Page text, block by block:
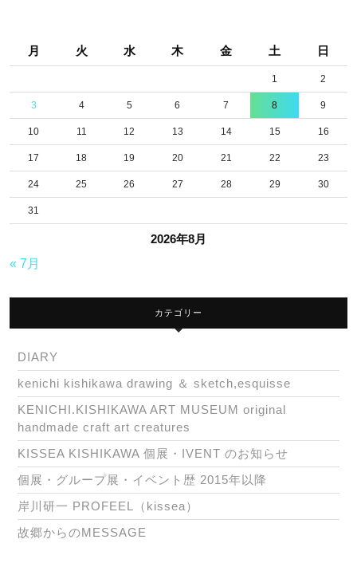
2026年8月
月 火 水 木 金 土 日
1 2
3 4 5 6 7 8 9
10 11 12 13 14 15 16
17 18 19 20 21 22 23
24 25 26 27 28 29 30
31
« 7月
カテゴリー
DIARY
kenichi kishikawa drawing ＆ sketch,esquisse
KENICHI.KISHIKAWA ART MUSEUM original
handmade craft art creatures
KISSEA KISHIKAWA 個展・IVENT のお知らせ
個展・グループ展・イベント歴 2015年以降
岸川研一 PROFEEL（kissea）
故郷からのMESSAGE